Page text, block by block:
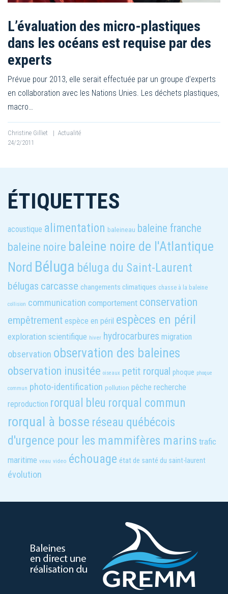
L’évaluation des micro-plastiques
dans les océans est requise par des
experts
Prévue pour 2013, elle serait effectuée par un groupe d’experts
en collaboration avec les Nations Unies. Les déchets plastiques,
macro…
Christine Gilliet | Actualité
24/2/2011
ÉTIQUETTES
acoustique alimentation baleineau baleine franche
baleine noire baleine noire de l'Atlantique
Nord Béluga béluga du Saint-Laurent
bélugas carcasse changements climatiques chasse à la baleine
collision communication comportement conservation
empêtrement espèce en péril espèces en péril
exploration scientifique hiver hydrocarbures migration
observation observation des baleines
observation inusitée oiseaux petit rorqual phoque phoque
commun photo-identification pollution pêche recherche
reproduction rorqual bleu rorqual commun
rorqual à bosse réseau québécois
d'urgence pour les mammifères marins trafic
maritime veau video échouage état de santé du saint-laurent
évolution